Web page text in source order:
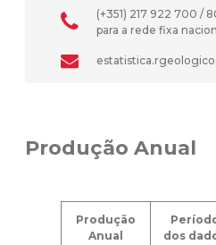
(+351) 217 922 700 /
para a rede fixa
Produção Anual
Produção
Anual
dos